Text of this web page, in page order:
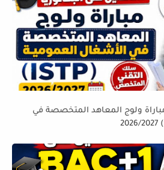
مباراة ولوج المعاهد المتخصصة في